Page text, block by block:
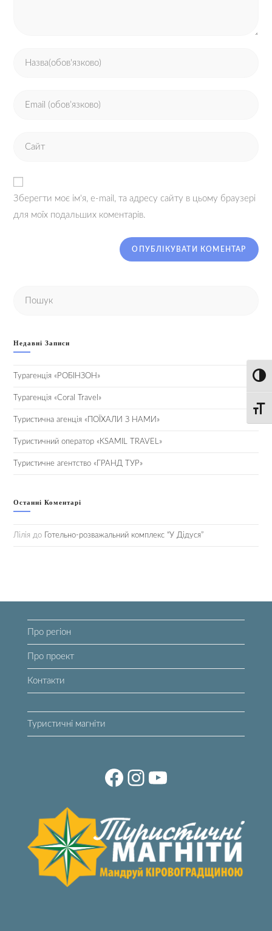
Зберегти моє ім'я, e-mail, та адресу сайту в цьому браузері
для моїх подальших коментарів.
Недавні Записи
Турагенція «РОБІНЗОН»
Турагенція «Coral Travel»
Туристична агенція «ПОЇХАЛИ З НАМИ»
Туристичний оператор «KSAMIL TRAVEL»
Туристичне агентство «ГРАНД ТУР»
Останні Коментарі
Лілія до Готельно-розважальний комплекс “У Дідуся”
Про регіон
Про проект
Контакти
Туристичні магніти